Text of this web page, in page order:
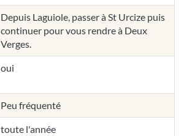
Depuis Laguiole, passer à St Urcize puis
continuer pour vous rendre à Deux
Verges.
oui
Peu fréquenté
toute l'année